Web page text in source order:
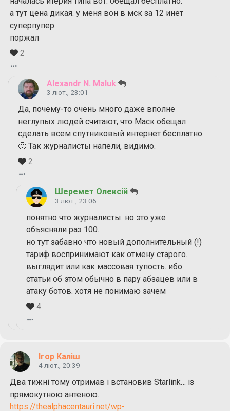
а тут цена дикая. у меня вон в мск за 12 инет
суперпупер.
поржал
2
Alexandr N. Maluk
3 лют., 23:01
Да, почему-то очень много даже вполне
неглупых людей считают, что Маск обещал
сделать всем спутниковый интернет бесплатно.
🙂 Так журналисты напели, видимо.
2
Шеремет Олексій
3 лют., 23:06
понятно что журналисты. но это уже
объясняли раз 100.
но тут забавно что новый дополнительный (!)
тариф воспринимают как отмену старого.
выглядит или как массовая тупость. ибо
статьи об этом обычно в пару абзацев или в
атаку ботов. хотя не понимаю зачем
4
Ігор Каліш
4 лют., 20:39
Два тижні тому отримав і встановив Starlink… із
прямокутною антеною.
https://thealphacentauri.net/wp-